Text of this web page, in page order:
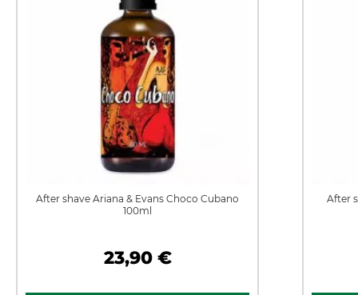
After shave Ariana & Evans Choco Cubano
100ml
23,90 €
After